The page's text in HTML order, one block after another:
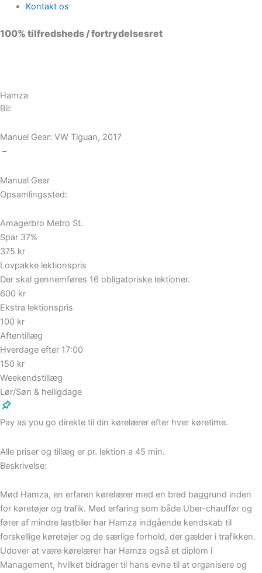
Kontakt os
100% tilfredsheds / fortrydelsesret
Hamza
Bil:
Manuel Gear: VW Tiguan, 2017
–
Manual Gear
Opsamlingssted:
Amagerbro Metro St.
Spar 37%
375 kr
Lovpakke lektionspris
Der skal gennemføres 16 obligatoriske lektioner.
600 kr
Ekstra lektionspris
100 kr
Aftentillæg
Hverdage efter 17:00
150 kr
Weekendstillæg
Lør/Søn & helligdage
Pay as you go direkte til din kørelærer efter hver køretime.
Alle priser og tillæg er pr. lektion a 45 min.
Beskrivelse:
Mød Hamza, en erfaren kørelærer med en bred baggrund inden
for køretøjer og trafik. Med erfaring som både Uber-chauffør og
fører af mindre lastbiler har Hamza indgående kendskab til
forskellige køretøjer og de særlige forhold, der gælder i trafikken.
Udover at være kørelærer har Hamza også et diplom i
Management, hvilket bidrager til hans evne til at organisere og